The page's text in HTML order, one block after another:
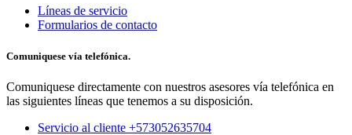
Líneas de servicio
Formularios de contacto
Comuniquese vía telefónica.
Comuniquese directamente con nuestros asesores vía telefónica en
las siguientes líneas que tenemos a su disposición.
Servicio al cliente +573052635704